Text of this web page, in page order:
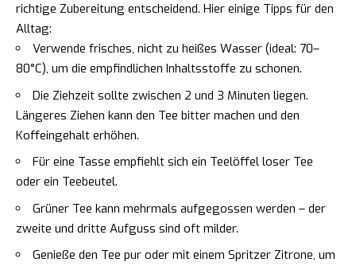
richtige Zubereitung entscheidend. Hier einige Tipps für den
Alltag:
Verwende frisches, nicht zu heißes Wasser (ideal: 70–
80°C), um die empfindlichen Inhaltsstoffe zu schonen.
Die Ziehzeit sollte zwischen 2 und 3 Minuten liegen.
Längeres Ziehen kann den Tee bitter machen und den
Koffeingehalt erhöhen.
Für eine Tasse empfiehlt sich ein Teelöffel loser Tee
oder ein Teebeutel.
Grüner Tee kann mehrmals aufgegossen werden – der
zweite und dritte Aufguss sind oft milder.
Genieße den Tee pur oder mit einem Spritzer Zitrone, um